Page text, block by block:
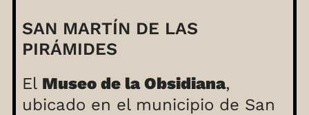
SAN MARTÍN DE LAS
PIRÁMIDES
El Museo de la Obsidiana,
ubicado en el municipio de San